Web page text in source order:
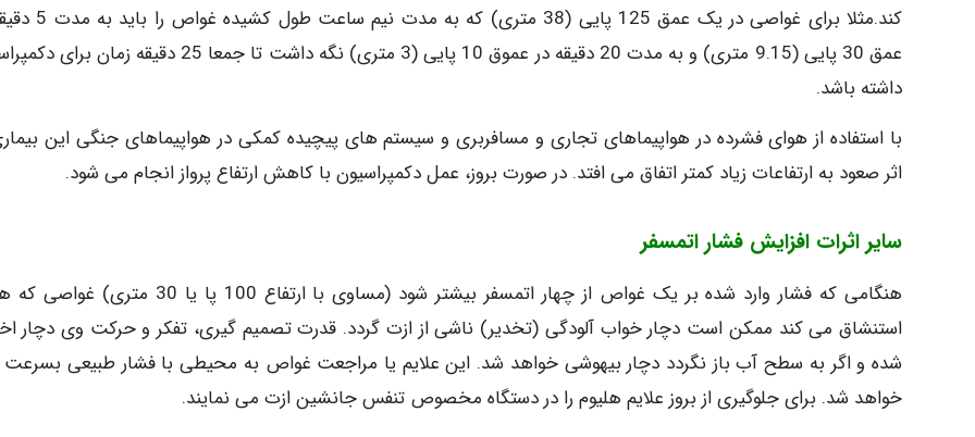
کند.مثلا برای غواصی در یک عمق 125 پایی (38
عمق 30 پایی (9.15 متری) و به مدت 20 دقیقه در عموق 10 پایی (3 متری) نگه داشت تا جمعا 25 دقیقه
داشته باشد.
با استفاده از هوای فشرده در هواپیماهای تجاری و مسافربری و سیستم های پیچیده کمکی در هواپیماهای جنگی این
اثر صعود به ارتفاعات زیاد کمتر اتفاق می افتد. در صورت بروز، عمل دکمپراسیون با کاهش ارتفاع پرواز انجام می شود.
سایر اثرات افزایش فشار اتمسفر
هنگامی که فشار وارد شده بر یک غواص از چهار اتمسفر بیشتر شود (مساوی با ارتفاع 100 پا یا
استنشاق می کند ممکن است دچار خواب آلودگی (تخدیر) ناشی از ازت گردد. قدرت تصمیم گیری، تفکر و حرکت وی دچار
شده و اگر به سطح آب باز نگردد دچار بیهوشی خواهد شد. این علایم یا مراجعت غواص به محیطی با فشار طبیعی بسرعت
خواهد شد. برای جلوگیری از بروز علایم هلیوم را در دستگاه مخصوص تنفس جانشین ازت می نمایند.